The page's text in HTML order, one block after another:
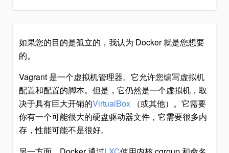
如果您的目的是孤立的，我认为 Docker 就是您想要
的。
Vagrant 是一个虚拟机管理器。它允许您编写虚拟机
配置和配置的脚本。但是，它仍然是一个虚拟机，取
决于具有巨大开销的VirtualBox （或其他）。它需要
你有一个可能很大的硬盘驱动器文件，它需要很多内
存，性能可能不是很好。